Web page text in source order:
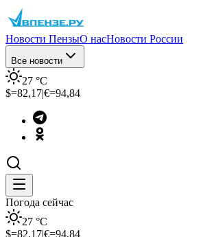
Новости ПензыО насНовости России
Все новости
27 °C
$=82,17|€=94,84
Погода сейчас
27 °C
$=82,17|€=94,84